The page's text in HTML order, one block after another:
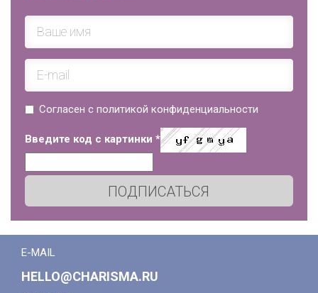
Согласен с политикой конфиденциальности
Введите код с картинки *
ПОДПИСАТЬСЯ
E-MAIL
HELLO@CHARISMA.RU